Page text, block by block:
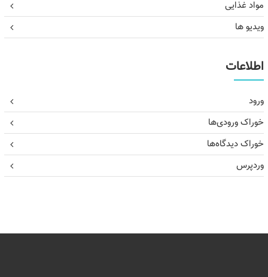
مواد غذایی
ویدیو ها
اطلاعات
ورود
خوراک ورودی‌ها
خوراک دیدگاه‌ها
وردپرس